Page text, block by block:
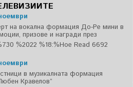
на вокална формация До-Ре мини в
призове и награди през
%2022 %18:%Ное Read 6692
в музикалната формация
Кравелов”